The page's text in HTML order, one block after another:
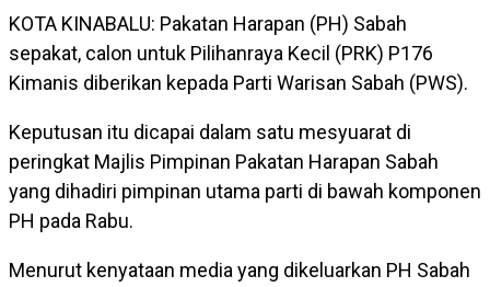
KOTA KINABALU: Pakatan Harapan (PH) Sabah
sepakat, calon untuk Pilihanraya Kecil (PRK) P176
Kimanis diberikan kepada Parti Warisan Sabah (PWS).
Keputusan itu dicapai dalam satu mesyuarat di
peringkat Majlis Pimpinan Pakatan Harapan Sabah
yang dihadiri pimpinan utama parti di bawah komponen
PH pada Rabu.
Menurut kenyataan media yang dikeluarkan PH Sabah